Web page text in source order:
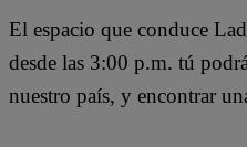
El espacio que conduce
desde las 3:00 p.m. tú
nuestro país, y encontrar